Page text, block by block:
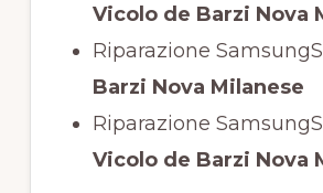
Vicolo de Barzi Nova
Riparazione
Barzi Nova Milanese
Riparazione
Vicolo de Barzi Nova